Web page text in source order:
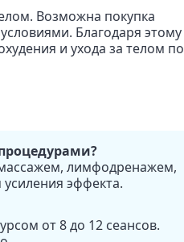
Возможна покупка
Благодаря этому
и ухода за телом по
лимфодренажем,
эффекта.
от 8 до 12 сеансов.